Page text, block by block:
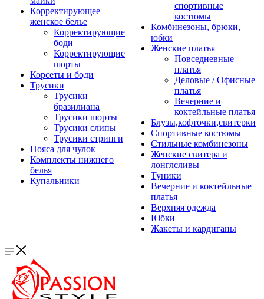
Корректирующее
женское белье
Корректирующие
боди
Корректирующие
шорты
Корсеты и боди
Трусики
Трусики
бразилиана
Трусики шорты
Трусики слипы
Трусики стринги
Пояса для чулок
Комплекты нижнего
белья
Купальники
спортивные
костюмы
Комбинезоны, брюки,
юбки
Женские платья
Повседневные
платья
Деловые / Офисные
платья
Вечерние и
коктейльные платья
Блузы,кофточки,свитерки
Спортивные костюмы
Стильные комбинезоны
Женские свитера и
лонглсливы
Туники
Вечерние и коктейльные
платья
Верхняя одежда
Юбки
Жакеты и кардиганы